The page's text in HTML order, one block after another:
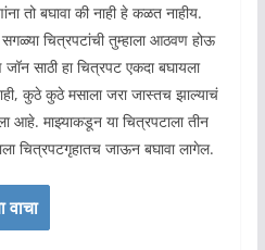
तो बघावा की नाही हे कळत नाहीय.
चित्रपटांची तुम्हाला आठवण होऊ
साठी हा चित्रपट एकदा बघायला
कुठे कुठे मसाला जरा जास्तच झाल्याचं
आहे. माझ्याकडून या चित्रपटाला तीन
चित्रपटगृहातच जाऊन बघावा लागेल.
वाचा